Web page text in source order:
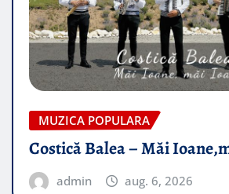
MUZICA POPULARA
Costică Balea – Măi
admin aug. 6, 2026